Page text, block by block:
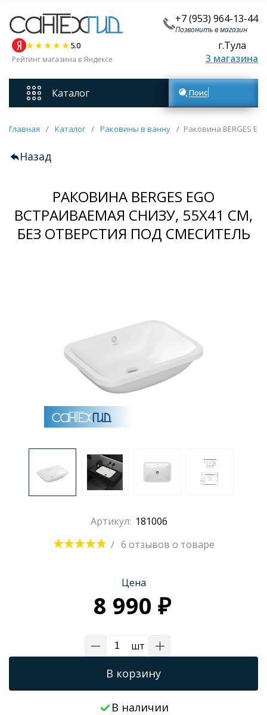
+7 (953) 964-13-44
Позвонить в магазин
5.0
Рейтинг магазина в Яндексе
г.Тула
3 магазина
Каталог
Смесители
Унитазы
Мебель для ванных комнат
Ванны
Душевые кабины
Полотенцесушители
Аксессуары для ванных комнат
Душевые поддоны
Трапы для душевых
Поиск товаров
Главная / Каталог / Раковины в ванну / Раковина BERGES
Назад
РАКОВИНА BERGES EGO
ВСТРАИВАЕМАЯ СНИЗУ, 55Х41 СМ,
БЕЗ ОТВЕРСТИЯ ПОД СМЕСИТЕЛЬ
Артикул: 181006
/ 6 отзывов о товаре
Цена
8 990 ₽
шт
В корзину
В наличии